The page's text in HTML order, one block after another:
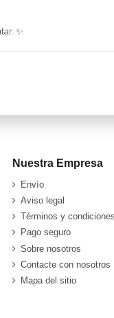
✨
Nuestra Empresa
Envío
Aviso legal
Términos y condiciones
Pago seguro
Sobre nosotros
Contacte con nosotros
Mapa del sitio